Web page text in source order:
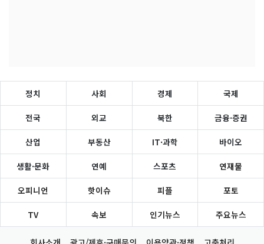
정치 사회 경제 국제
전국 외교 북한 금융·증권
산업 부동산 IT·과학 바이오
생활·문화 연예 스포츠 연재물
오피니언 핫이슈 피플 포토
TV 속보 인기뉴스 주요뉴스